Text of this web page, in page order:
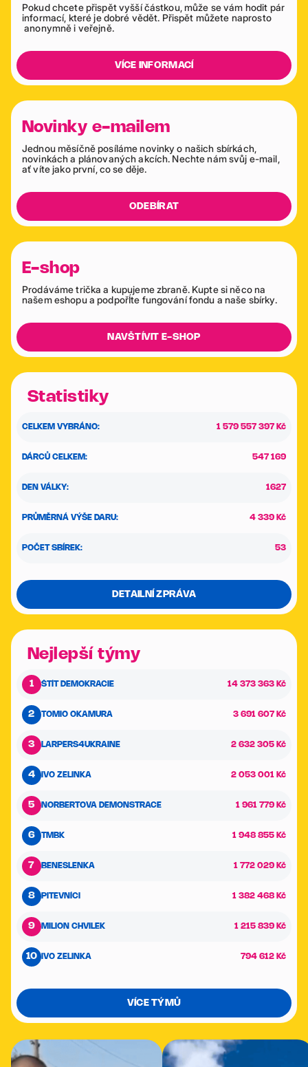
Pokud chcete přispět vyšší částkou, může se vám hodit pár
informací, které je dobré vědět. Přispět můžete naprosto
anonymně i veřejně.
VÍCE INFORMACÍ
Novinky e-mailem
Jednou měsíčně posíláme novinky o našich sbírkách,
novinkách a plánovaných akcích. Nechte nám svůj e-mail,
ať víte jako první, co se děje.
ODEBÍRAT
E-shop
Prodáváme trička a kupujeme zbraně. Kupte si něco na
našem eshopu a podpořÍte fungování fondu a naše sbírky.
NAVŠTÍVIT E-SHOP
Statistiky
CELKEM VYBRÁNO: 1 579 557 397 Kč
DÁRCŮ CELKEM: 547 169
DEN VÁLKY: 1627
PRŮMĚRNÁ VÝŠE DARU: 4 339 Kč
POČET SBÍREK: 53
DETAILNÍ ZPRÁVA
Nejlepší týmy
1 ŠTÍT DEMOKRACIE 14 373 363 Kč
2 TOMIO OKAMURA 3 691 607 Kč
3 LARPERS4UKRAINE 2 632 305 Kč
4 IVO ZELINKA 2 053 001 Kč
5 NORBERTOVA DEMONSTRACE 1 961 779 Kč
6 TMBK 1 948 855 Kč
7 BENESLENKA 1 772 029 Kč
8 PITEVNÍCI 1 382 468 Kč
9 MILION CHVILEK 1 215 839 Kč
10 IVO ZELINKA 794 612 Kč
VÍCE TÝMŮ